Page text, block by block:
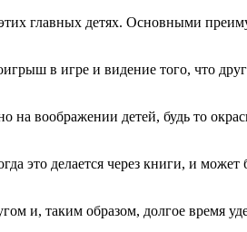
главных детях. Основными
в игре и видение того, что
воображении детей, будь то
это делается через книги, и
и, таким образом, долгое время